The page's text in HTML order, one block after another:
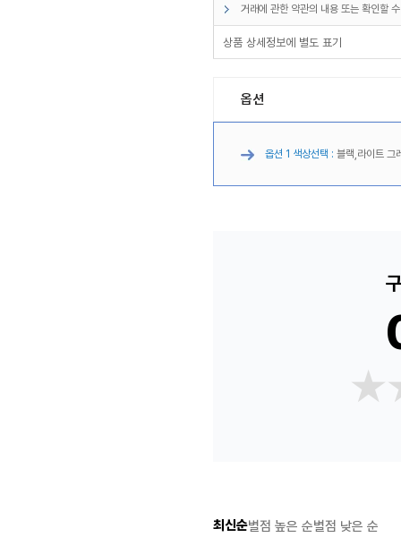
거래에 관한 약관의 내용 또는 확인할
상품 상세정보에 별도 표기
옵션
옵션 1 색상선택 : 블랙,라이트 그
최신순별점 높은 순별점 낮은 순